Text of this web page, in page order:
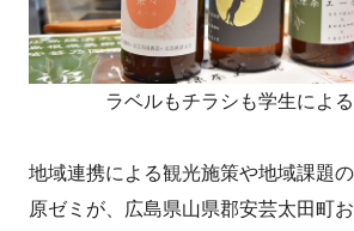
ラベルもチラシも学生によ
地域連携による観光施策や地域課題
原ゼミが、広島県山県郡安芸太田町